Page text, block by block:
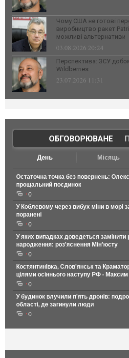
Чому США не готові
виробництво ракет
можливі альтернативи
03.08.2026 20:24
Перспектива: ЗСУ
Wildberries
23.07.2026 11:31
ОБГОВОРЮВАНЕ|
День Місяць
Остаточна точка без повернень:
прощальний поєдинок
0
У Коблевому через вибух міни в морі
поранені
0
У яких випадках доведеться замінити
народження: роз'яснення Мін'юсту
0
Костянтинівка, Слов'янськ та
цілями осіннього наступу РФ -
0
У будинок влучили п'ять дронів:
області, де загинули люди
0